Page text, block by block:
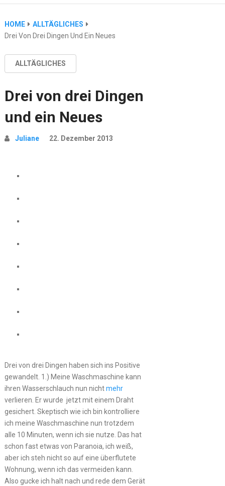
HOME
ALLTÄGLICHES
Drei Von Drei Dingen Und Ein Neues
ALLTÄGLICHES
Drei von drei Dingen
und ein Neues
Juliane 22. Dezember 2013
Drei von drei Dingen haben sich ins Positive
gewandelt. 1.) Meine Waschmaschine kann
ihren Wasserschlauch nun nichtmehr
verlieren. Er wurde jetzt mit einem Draht
gesichert. Skeptisch wie ich bin kontrolliere
ich meine Waschmaschine nun trotzdem
alle 10 Minuten, wenn ich sie nutze. Das hat
schon fast etwas von Paranoia, ich weiß,
aber ich steh nicht so auf eine überflutete
Wohnung, wenn ich das vermeiden kann.
Also gucke ich halt nach und rede dem Gerät